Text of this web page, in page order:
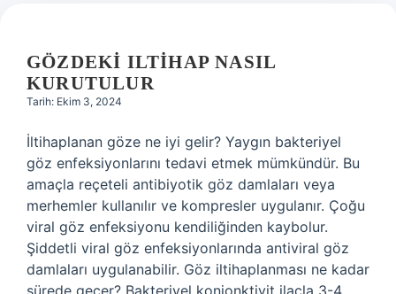
GÖZDEKI ILTIHAP NASIL
KURUTULUR
Tarih: Ekim 3, 2024
İltihaplanan göze ne iyi gelir? Yaygın bakteriyel
göz enfeksiyonlarını tedavi etmek mümkündür. Bu
amaçla reçeteli antibiyotik göz damlaları veya
merhemler kullanılır ve kompresler uygulanır. Çoğu
viral göz enfeksiyonu kendiliğinden kaybolur.
Şiddetli viral göz enfeksiyonlarında antiviral göz
damlaları uygulanabilir. Göz iltihaplanması ne kadar
sürede geçer? Bakteriyel konjonktivit ilaçla 3-4